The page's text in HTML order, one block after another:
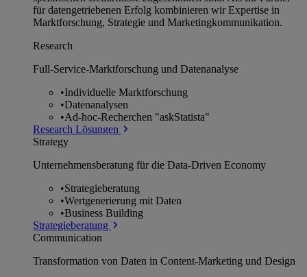
für datengetriebenen Erfolg kombinieren wir Expertise in
Marktforschung, Strategie und Marketingkommunikation.
Research
Full-Service-Marktforschung und Datenanalyse
•Individuelle Marktforschung
•Datenanalysen
•Ad-hoc-Recherchen "askStatista"
Research Lösungen
Strategy
Unternehmens­beratung für die Data-Driven Economy
•Strategieberatung
•Wertgenerierung mit Daten
•Business Building
Strategieberatung
Communication
Transformation von Daten in Content-Marketing und Design